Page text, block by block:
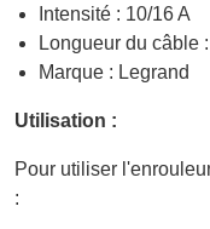
Intensité : 10/16 A
Longueur du câble
Marque : Legrand
Utilisation :
Pour utiliser
: